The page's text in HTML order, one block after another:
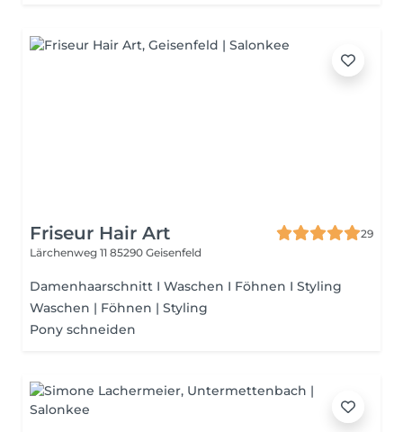
Friseur Hair Art
29
Lärchenweg 11 85290 Geisenfeld
Damenhaarschnitt I Waschen I Föhnen I Styling
Waschen | Föhnen | Styling
Pony schneiden